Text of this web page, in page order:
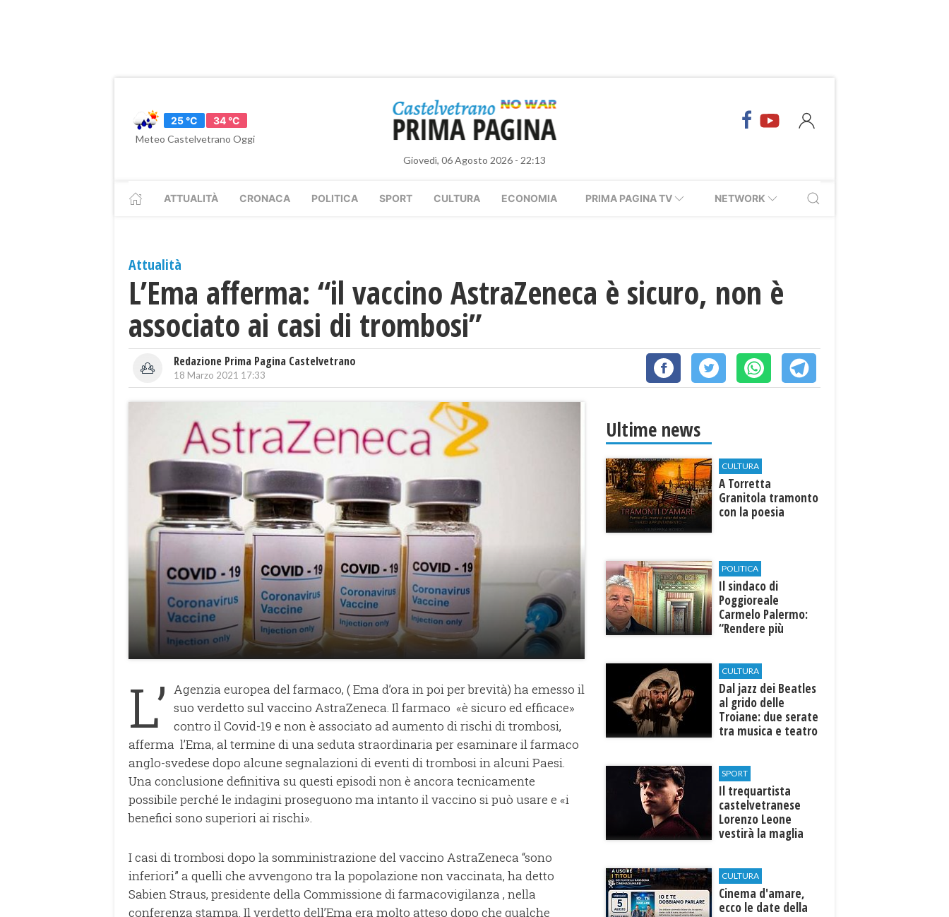
25 °C
34 °C
Meteo Castelvetrano Oggi
Giovedì, 06 Agosto 2026 - 22:13
ATTUALITÀ CRONACA POLITICA SPORT CULTURA ECONOMIA PRIMA PAGINA TV NETWORK
Attualità
L’Ema afferma: “il vaccino AstraZeneca è sicuro, non è
associato ai casi di trombosi”
Redazione Prima Pagina Castelvetrano
18 Marzo 2021 17:33
L’ Agenzia europea del farmaco, ( Ema d’ora in poi per brevità) ha emesso il
suo verdetto sul vaccino AstraZeneca. Il farmaco «è sicuro ed efficace»
contro il Covid-19 e non è associato ad aumento di rischi di trombosi,
afferma l’Ema, al termine di una seduta straordinaria per esaminare il farmaco
anglo-svedese dopo alcune segnalazioni di eventi di trombosi in alcuni Paesi.
Una conclusione definitiva su questi episodi non è ancora tecnicamente
possibile perché le indagini proseguono ma intanto il vaccino si può usare e «i
benefici sono superiori ai rischi».
I casi di trombosi dopo la somministrazione del vaccino AstraZeneca “sono
inferiori” a quelli che avvengono tra la popolazione non vaccinata, ha detto
Sabien Straus, presidente della Commissione di farmacovigilanza , nella
conferenza stampa. Il verdetto dell’Ema era molto atteso dopo che qualche
Ultime news
CULTURA
​A Torretta
Granitola tramonto
con la poesia
POLITICA
Il sindaco di
Poggioreale
Carmelo Palermo:
“Rendere più
Castelvetrano."
CULTURA
Dal jazz dei Beatles
al grido delle
Troiane: due serate
tra musica e teatro
SPORT
Il trequartista
castelvetranese
Lorenzo Leone
vestirà la maglia
CULTURA
Cinema d'amare,
ecco le date della